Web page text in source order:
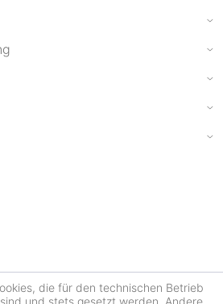
die für den technischen Betrieb
und stets gesetzt werden. Andere